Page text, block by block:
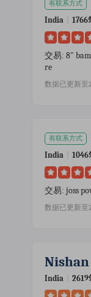
有联系方式
India 1766
交易: 8"
re
数据已更新至
有联系方式
India 1046
交易: joss
数据已更新至
India 2619